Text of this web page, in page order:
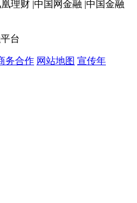
理财 |中国网金融 |中国金融
台
务合作 网站地图 宣传年